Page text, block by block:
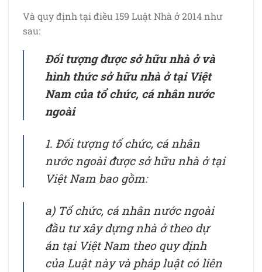
Và quy định tại điều 159 Luật Nhà ở 2014 như
sau:
Đối tượng được sở hữu nhà ở và
hình thức sở hữu nhà ở tại Việt
Nam của tổ chức, cá nhân nước
ngoài
1. Đối tượng tổ chức, cá nhân
nước ngoài được sở hữu nhà ở tại
Việt Nam bao gồm:
a) Tổ chức, cá nhân nước ngoài
đầu tư xây dựng nhà ở theo dự
án tại Việt Nam theo quy định
của Luật này và pháp luật có liên